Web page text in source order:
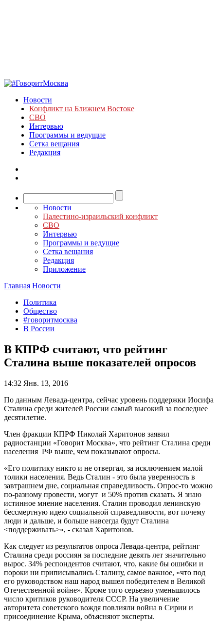
Новости
Конфликт на Ближнем Востоке
СВО
Интервью
Программы и ведущие
Сетка вещания
Редакция
Новости
Палестино-израильский конфликт
СВО
Интервью
Программы и ведущие
Сетка вещания
Редакция
Приложение
Главная Новости
Политика
Общество
#говоритмосква
В России
В КПРФ считают, что рейтинг
Сталина выше показателей опросов
14:32 Янв. 13, 2016
По данным Левада-центра, сейчас уровень поддержки Иосифа
Сталина среди жителей России самый высокий за последнее
десятилетие.
Член фракции КПРФ Николай Харитонов заявил
радиостанции «Говорит Москва», что рейтинг Сталина среди
населения РФ выше, чем показывают опросы.
«Его политику никто и не отвергал, за исключением малой
толики населения. Ведь Сталин - это была уверенность в
завтрашнем дне, социальная справедливость. Опрос-то можно
по-разному провести, могут и 50% против сказать. Я знаю
истинное мнение населения. Сталин проводил ленинскую
бессмертную идею социальной справедливости, вот почему
люди и дальше, и больше навсегда будут Сталина
<поддерживать>», - сказал Харитонов.
Как следует из результатов опроса Левада-центра, рейтинг
Сталина среди россиян за последние девять лет значительно
вырос. 34% респондентов считают, что, какие бы ошибки и
пороки ни приписывались Сталину, самое важное, «что под
его руководством наш народ вышел победителем в Великой
Отечественной войне». Кроме того серьезно уменьшилось
число критиков руководителя СССР. На увеличение
авторитета советского вождя повлияли война в Сирии и
присоединение Крыма, объясняют эксперты.